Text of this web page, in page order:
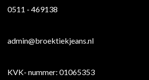
0511 - 469138
admin@broektiekjeans.nl
KVK- nummer: 01065353